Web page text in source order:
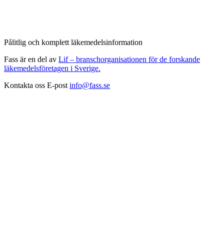
Pålitlig och komplett läkemedelsinformation
Fass är en del av Lif – branschorganisationen för de forskande
läkemedelsföretagen i Sverige.
Kontakta oss E-post info@fass.se